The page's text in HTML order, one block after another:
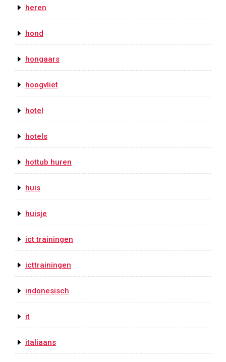
heren
hond
hongaars
hoogvliet
hotel
hotels
hottub huren
huis
huisje
ict trainingen
icttrainingen
indonesisch
it
italiaans